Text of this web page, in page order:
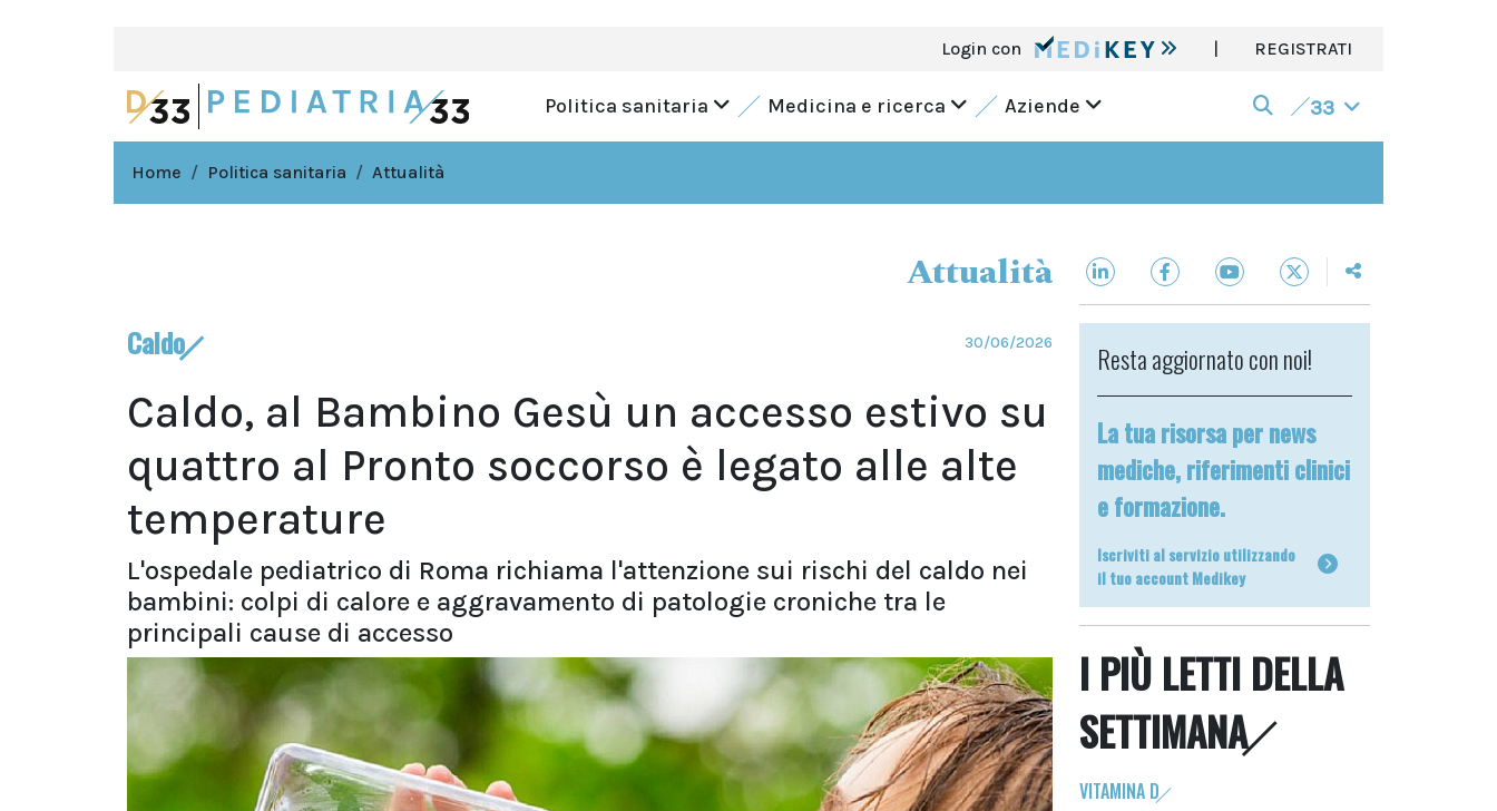
Login con | REGISTRATI
Politica sanitaria Medicina e ricerca Aziende 33
Home Politica sanitaria Attualità
Attualità
Caldo 30/06/2026
Caldo, al Bambino Gesù un accesso estivo su
quattro al Pronto soccorso è legato alle alte
temperature
L'ospedale pediatrico di Roma richiama l'attenzione sui rischi del caldo nei
bambini: colpi di calore e aggravamento di patologie croniche tra le
principali cause di accesso
Resta aggiornato con noi!
La tua risorsa per news
mediche, riferimenti clinici
e formazione.
Iscriviti al servizio utilizzando
il tuo account Medikey
I PIÙ LETTI DELLA
SETTIMANA
VITAMINA D